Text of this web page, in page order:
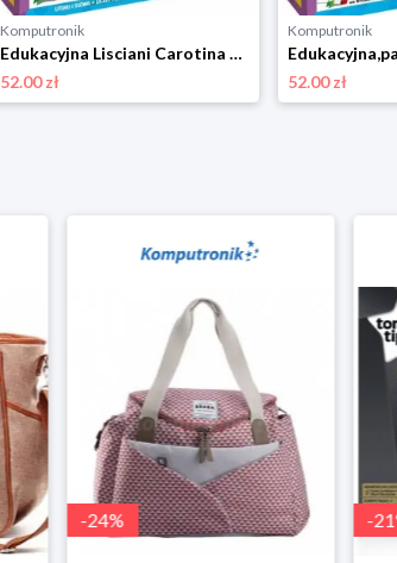
Komputronik
Edukacyjna Lisciani Carotina ABC-123 61112
52.00 zł
Komputronik
52.00 zł
-24 % -21